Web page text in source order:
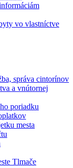
vo vlastníctve
správa cintorínov
a vnútornej
poriadku
mesta
Tlmače